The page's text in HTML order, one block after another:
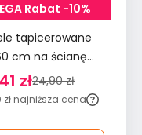
Rabat -10%
tapicerowane
cm na ścianę
wezgłowie
zł24,90 zł
najniższa cena